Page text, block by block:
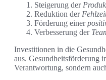
Steigerung der
Reduktion der
Förderung einer
Verbesserung der
Investitionen in die
aus. Gesundheitsförderung
Verantwortung, sondern